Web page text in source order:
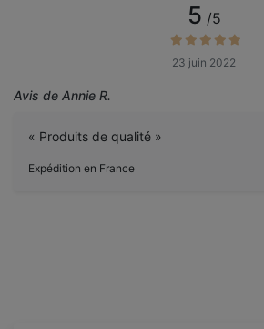
5 /5
23 juin 2022
Avis de Annie R.
« Produits de qualité »
Expédition en France